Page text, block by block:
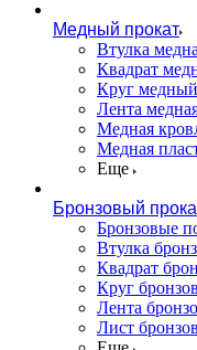
Медный прокат
Втулка
Квадрат
Круг медный
Лента
Медная
Медная
Еще
Бронзовый
Бронзовые
Втулка
Квадрат
Круг
Лента
Лист